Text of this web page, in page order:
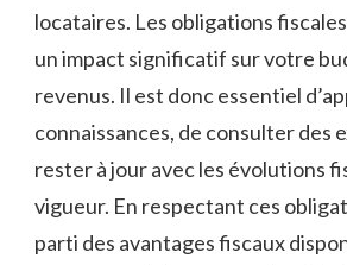
⁤locataires. Les obligations
un impact significatif sur ⁤votre
revenus. Il est donc ​essentiel
connaissances, de ‍consulter des
rester à jour ‍avec les évolutions
vigueur.‍ En respectant ⁤ces
parti des avantages fiscaux